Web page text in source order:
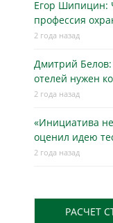
Егор Шипицин:
профессия
2 года назад
Дмитрий Белов:
отелей нужен
2 года назад
«Инициатива
оценил идею
2 года назад
РАСЧЕТ